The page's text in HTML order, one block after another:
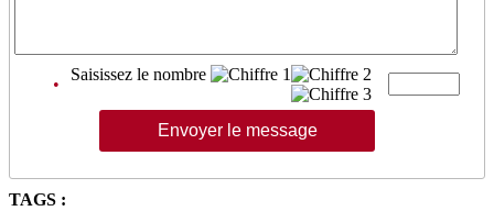
•
Saisissez le nombre
TAGS :